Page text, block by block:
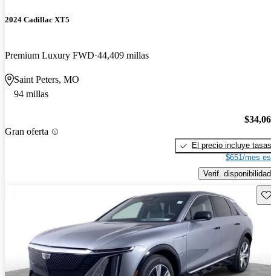
2024 Cadillac XT5
Premium Luxury FWD 44,409 millas
Saint Peters, MO
94 millas
Gran oferta
El precio incluye tasas
$651/mes
Verif. disponibilidad